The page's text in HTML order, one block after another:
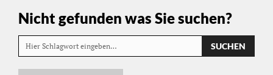
Nicht gefunden was Sie suchen?
Hier Schlagwort eingeben… SUCHEN